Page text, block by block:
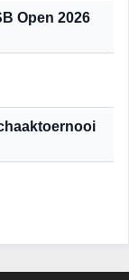
Open 2026